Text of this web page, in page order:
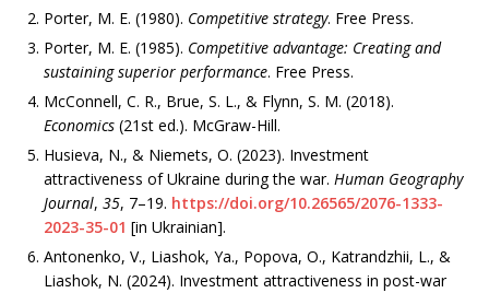
Porter, M. E. (1980). Competitive strategy. Free Press.
Porter, M. E. (1985). Competitive advantage: Creating and
sustaining superior performance. Free Press.
McConnell, C. R., Brue, S. L., & Flynn, S. M. (2018).
Economics (21st ed.). McGraw-Hill.
Husieva, N., & Niemets, O. (2023). Investment
attractiveness of Ukraine during the war. Human Geography
Journal, 35, 7–19. https://doi.org/10.26565/2076-1333-
2023-35-01 [in Ukrainian].
Antonenko, V., Liashok, Ya., Popova, O., Katrandzhii, L., &
Liashok, N. (2024). Investment attractiveness in post-war